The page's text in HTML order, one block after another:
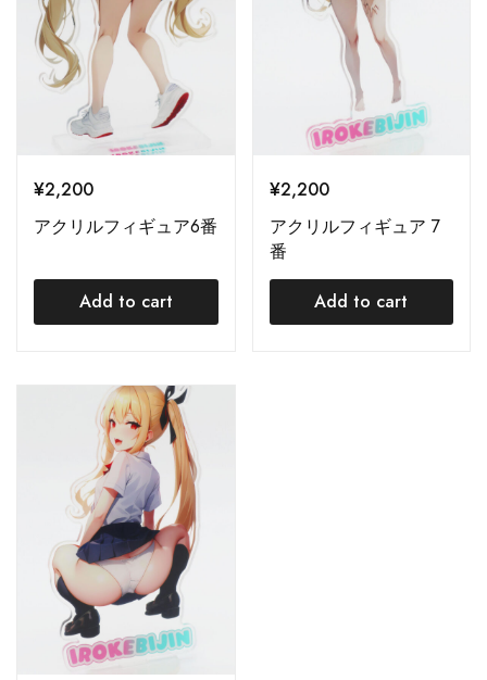
¥2,200
アクリルフィギュア6番
Add to cart
¥2,200
アクリルフィギュア 7
番
Add to cart